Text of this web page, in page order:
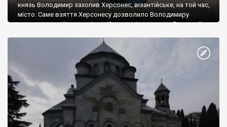
князь Володимир захопив Херсонес, візантійське, на той час,
місто. Саме взяття Херсонесу дозволило Володимиру
диктувати свої умови візантійському імператору Василю ІІ, та
Херсонесі Володимир-язичник, став Василем-християнином.
А потім було Хрещення Русі. На честь Херсонесу Таврійського